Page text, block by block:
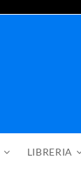
LIBRERIA